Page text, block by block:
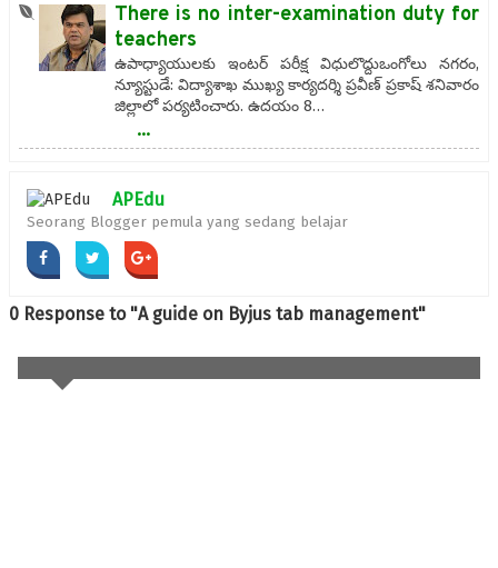
There is no inter-examination duty for
teachers
ఉపాధ్యాయులకు ఇంటర్ పరీక్ష విధులొద్దుఒంగోలు నగరం,
న్యూస్టుడే: విద్యాశాఖ ముఖ్య కార్యదర్శి ప్రవీణ్ ప్రకాష్ శనివారం
జిల్లాలో పర్యటించారు. ఉదయం 8…
...
APEdu
Seorang Blogger pemula yang sedang belajar
0 Response to "A guide on Byjus tab management"